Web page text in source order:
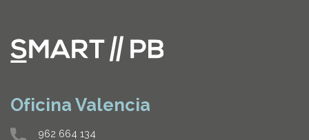
Oficina Valencia
962 664 134